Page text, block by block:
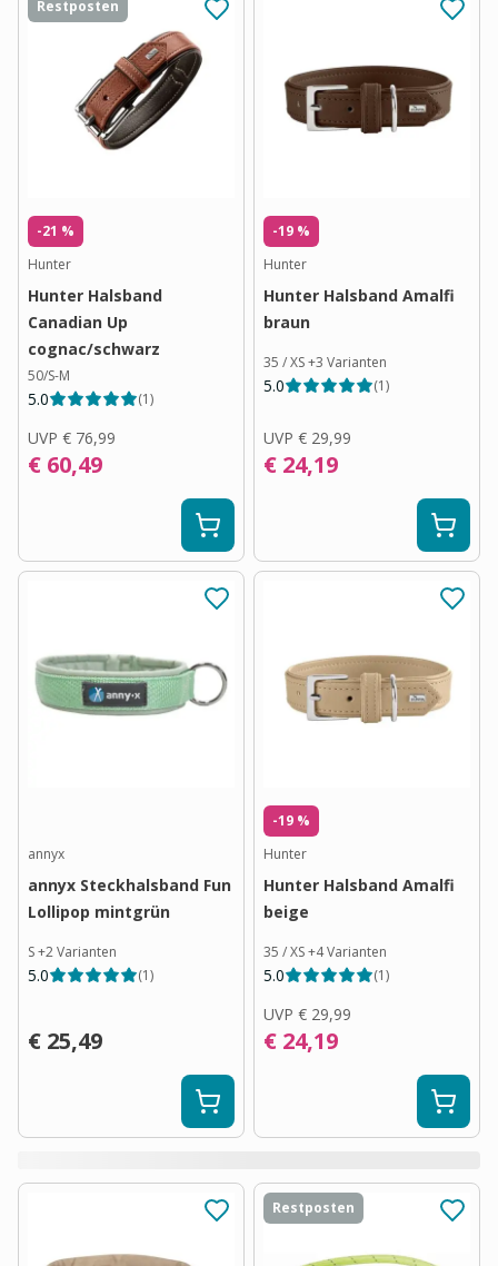
Restposten
-21 %
Hunter
Hunter Halsband
Canadian Up
cognac/schwarz
50/S-M
5.0 (1)
UVP € 76,99
€ 60,49
-19 %
Hunter
Hunter Halsband Amalfi
braun
35 / XS+3 Varianten
5.0 (1)
UVP € 29,99
€ 24,19
annyx
annyx Steckhalsband Fun
Lollipop mintgrün
S+2Varianten
5.0 (1)
€ 25,49
-19 %
Hunter
Hunter Halsband Amalfi
beige
35 / XS+4Varianten
5.0 (1)
UVP € 29,99
€ 24,19
Restposten